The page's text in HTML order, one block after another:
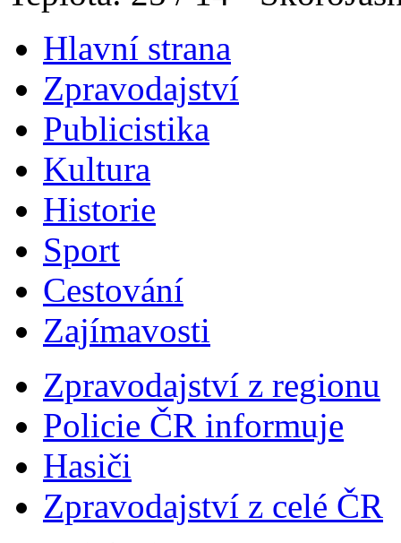
Hlavní strana
Zpravodajství
Publicistika
Kultura
Historie
Sport
Cestování
Zajímavosti
Zpravodajství z regionu
Policie ČR informuje
Hasiči
Zpravodajství z celé ČR